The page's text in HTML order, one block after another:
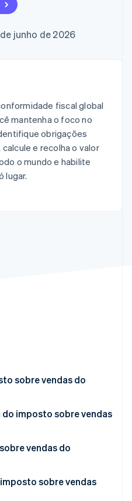
Sigma
a infraestrutura
IA
criadores
viagens
de
códigos
do
anual das
de
junho de 2026
fiscal global
mantenha o foco no
obrigações
e recolha o valor
o mundo e habilite
lugar.
sobre vendas do
imposto sobre vendas
vendas do
sobre vendas